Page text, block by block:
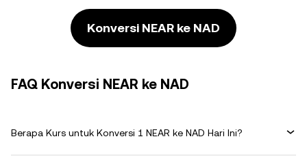
Konversi NEAR ke NAD
FAQ Konversi NEAR ke NAD
Berapa Kurs untuk Konversi 1 NEAR ke NAD Hari Ini?